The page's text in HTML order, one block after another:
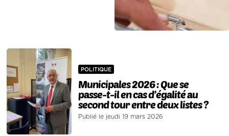
POLITIQUE
Municipales 2026 : Que se
passe-t-il en cas d’égalité au
second tour entre deux listes ?
Publié le jeudi 19 mars 2026